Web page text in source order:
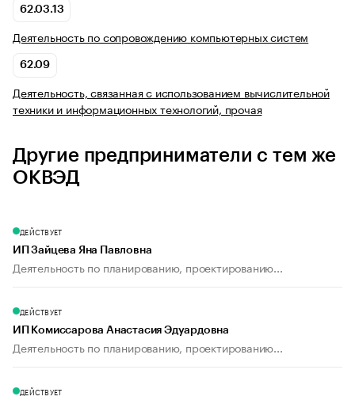
62.03.13
Деятельность по сопровождению компьютерных систем
62.09
Деятельность, связанная с использованием вычислительной
техники и информационных технологий, прочая
Другие предприниматели с тем же
ОКВЭД
ДЕЙСТВУЕТ
ИП Зайцева Яна Павловна
Деятельность по планированию, проектированию...
ДЕЙСТВУЕТ
ИП Комиссарова Анастасия Эдуардовна
Деятельность по планированию, проектированию...
ДЕЙСТВУЕТ